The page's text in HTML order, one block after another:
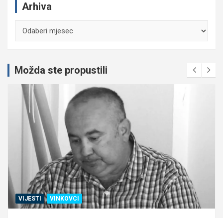
Arhiva
Možda ste propustili
VIJESTI VINKOVCI